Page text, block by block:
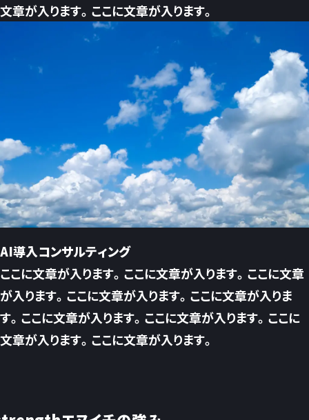
文章が入ります。ここに文章が入ります。
AI導入コンサルティング
ここに文章が入ります。ここに文章が入ります。ここに文章
が入ります。ここに文章が入ります。ここに文章が入りま
す。ここに文章が入ります。ここに文章が入ります。ここに
文章が入ります。ここに文章が入ります。